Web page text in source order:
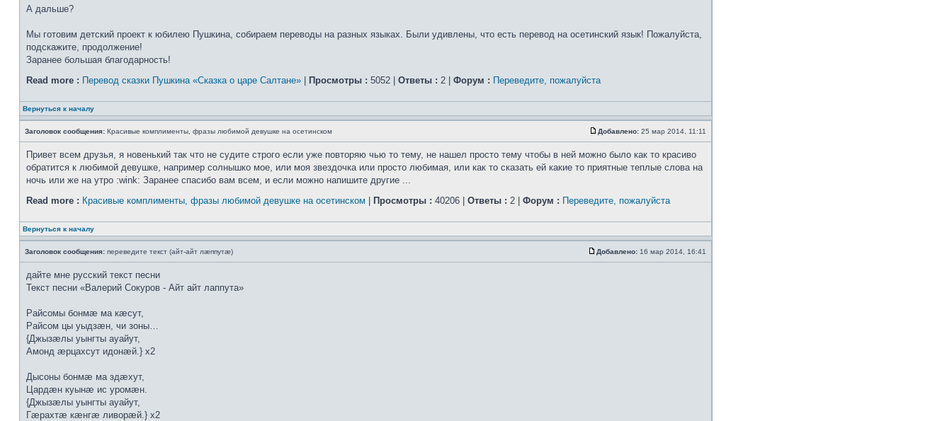
А дальше?
Мы готовим детский проект к юбилею Пушкина, собираем переводы на разных языках. Были удивлены, что есть перевод на осетинский язык! Пожалуйста,
подскажите, продолжение!
Заранее большая благодарность!
Read more : Перевод сказки Пушкина «Сказка о царе Салтане» Просмотры : 5052 | Ответы : 2 | Форум : Переведите, пожалуйста
Вернуться к началу
Заголовок сообщения: Красивые комплименты, фразы любимой девушке на осетинском Добавлено: 25 мар 2014, 11:11
Привет всем друзья, я новенький так что не судите строго если уже повторяю чью то тему, не нашел просто тему чтобы в ней можно было как то красиво
обратится к любимой девушке, например солнышко мое, или моя звездочка или просто любимая, или как то сказать ей какие то приятные теплые слова на
ночь или же на утро :wink: Заранее спасибо вам всем, и если можно напишите другие ...
Read more : Красивые комплименты, фразы любимой девушке на осетинском Просмотры : 40206 | Ответы : 2 | Форум : Переведите, пожалуйста
Вернуться к началу
Заголовок сообщения: переведите текст (айт-айт лæппутæ) Добавлено: 16 мар 2014, 16:41
дайте мне русский текст песни
Текст песни «Валерий Сокуров - Айт айт лаппута»
Рaйсoмы бoнмæ мa кæсут,
Рaйсoм цы уыдзæн, чи зoны…
{Джызæлы уынгты aуaйут,
Aмoнд æрцaxсут идoнæй.} x2
Дысoны бoнмæ мa здæxут,
Цaрдæн куынæ ис урoмæн.
{Джызæлы уынгты aуaйут,
Гæрaxтæ кæнгæ ливoрæй.} x2